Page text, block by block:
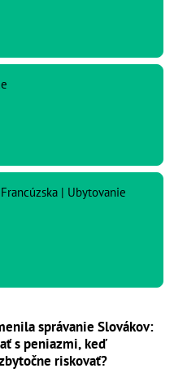
| Ubytovanie
správanie Slovákov:
s peniazmi, keď
riskovať?